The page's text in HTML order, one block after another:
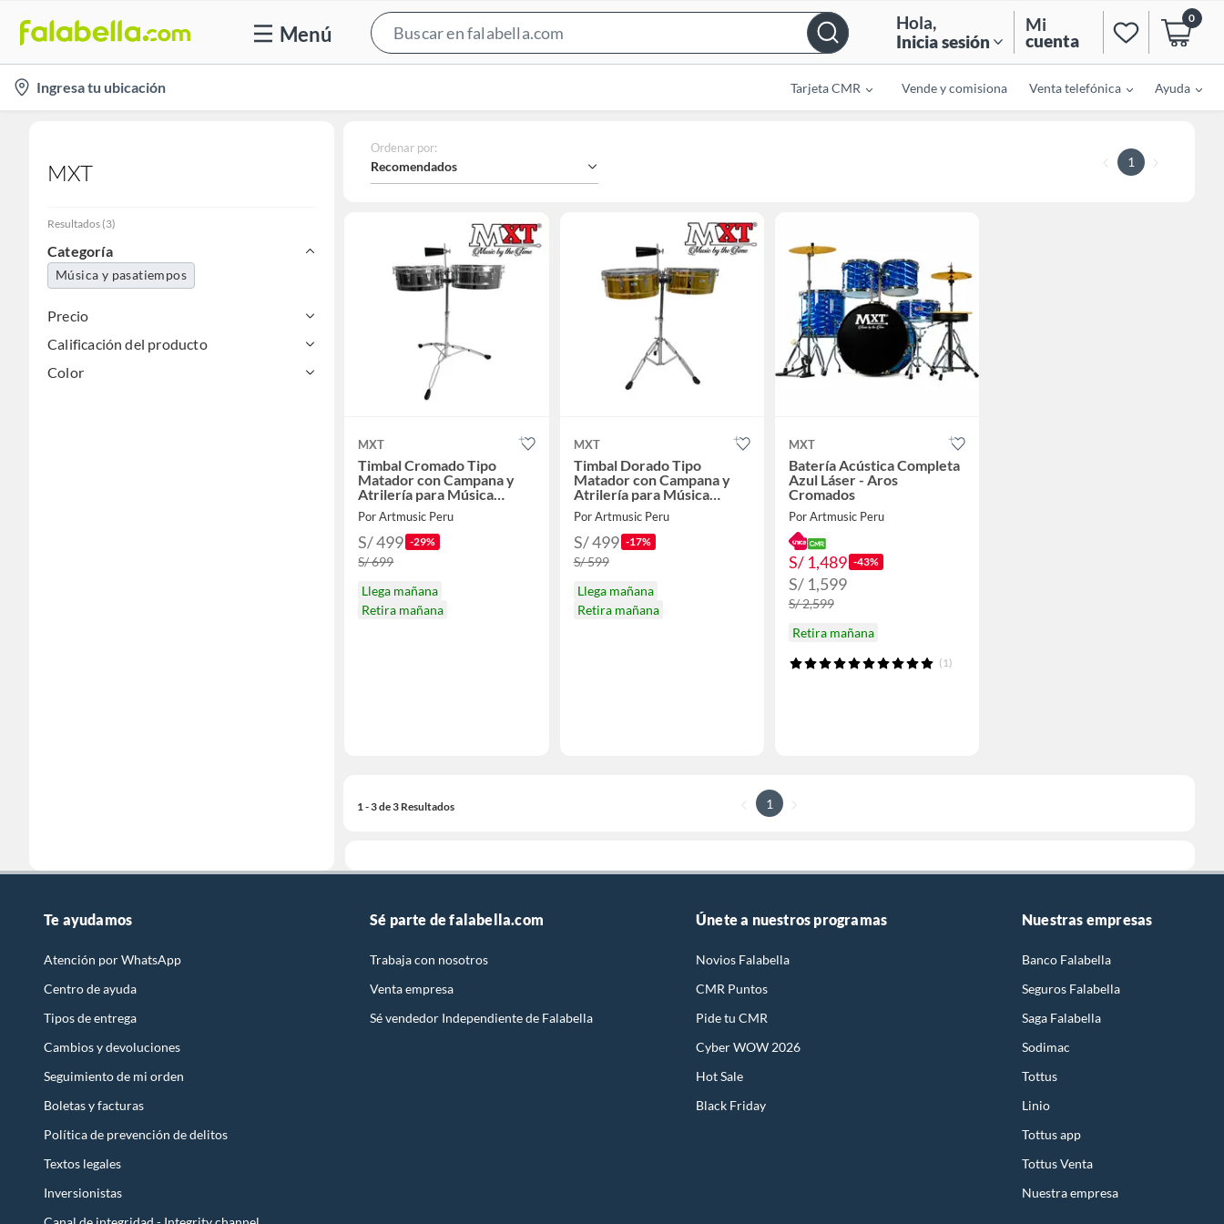
Menú
Bar
Hola,
Inicia sesión
Mi
cuenta
0
location-
icon
Ingresa tu ubicación Tarjeta CMR Vende y comisiona Venta telefónica Ayuda
MXT
Resultados (3)
Categoría
Música y pasatiempos
Precio
Calificación del producto
Color
Ordenar por:
Recomendados 1
MXT
Timbal Cromado Tipo
Matador con Campana y
Atrilería para Música
Latina.
Por Artmusic Peru
S/ 499 -29%
S/ 699
Llega mañana
Retira mañana
MXT
Timbal Dorado Tipo
Matador con Campana y
Atrilería para Música
Latina.
Por Artmusic Peru
S/ 499 -17%
S/ 599
Llega mañana
Retira mañana
MXT
Batería Acústica Completa
Azul Láser - Aros
Cromados
Por Artmusic Peru
S/ 1,489 -43%
S/ 1,599
S/ 2,599
Retira mañana
(1)
1 - 3 de 3 Resultados 1
Te ayudamos
Atención por WhatsApp
Centro de ayuda
Tipos de entrega
Cambios y devoluciones
Seguimiento de mi orden
Boletas y facturas
Política de prevención de delitos
Textos legales
Inversionistas
Sé parte de falabella.com
Trabaja con nosotros
Venta empresa
Sé vendedor Independiente de Falabella
Únete a nuestros programas
Novios Falabella
CMR Puntos
Pide tu CMR
Cyber WOW 2026
Hot Sale
Black Friday
Nuestras empresas
Banco Falabella
Seguros Falabella
Saga Falabella
Sodimac
Tottus
Linio
Tottus app
Tottus Venta
Nuestra empresa